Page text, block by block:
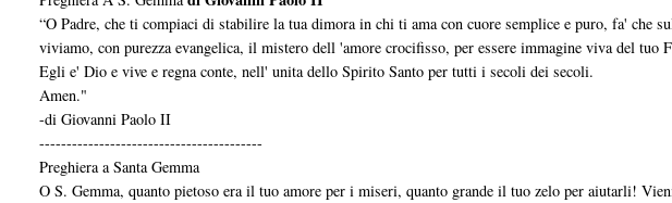
“O Padre, che ti compiaci di stabilire la tua dimora in chi ti ama con cuore semplice e puro, fa' che
viviamo, con purezza evangelica, il mistero dell 'amore crocifisso, per essere immagine viva del tuo
Egli e' Dio e vive e regna conte, nell' unita dello Spirito Santo per tutti i secoli dei secoli.
Amen."
-di Giovanni Paolo II
-----------------------------------------
Preghiera a Santa Gemma
O S. Gemma, quanto pietoso era il tuo amore per i miseri, quanto grande il tuo zelo per aiutarli!